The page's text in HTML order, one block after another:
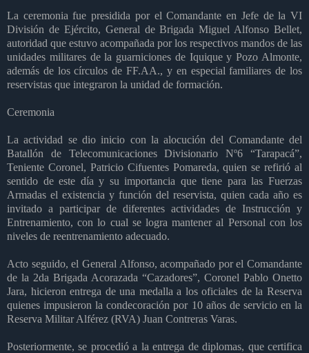
La ceremonia fue presidida por el Comandante en Jefe de la VI
División de Ejército, General de Brigada Miguel Alfonso Bellet,
autoridad que estuvo acompañada por los respectivos mandos de las
unidades militares de la guarniciones de Iquique y Pozo Almonte,
además de los círculos de FF.AA., y en especial familiares de los
reservistas que integraron la unidad de formación.
Ceremonia
La actividad se dio inicio con la alocución del Comandante del
Batallón de Telecomunicaciones Divisionario Nº6 “Tarapacá”,
Teniente Coronel, Patricio Cifuentes Pomareda, quien se refirió al
sentido de este día y su importancia que tiene para las Fuerzas
Armadas el existencia y función del reservista, quien cada año es
invitado a participar de diferentes actividades de Instrucción y
Entrenamiento, con lo cual se logra mantener al Personal con los
niveles de reentrenamiento adecuado.
Acto seguido, el General Alfonso, acompañado por el Comandante
de la 2da Brigada Acorazada “Cazadores”, Coronel Pablo Onetto
Jara, hicieron entrega de una medalla a los oficiales de la Reserva
quienes impusieron la condecoración por 10 años de servicio en la
Reserva Militar Alférez (RVA) Juan Contreras Varas.
Posteriormente, se procedió a la entrega de diplomas, que certifica